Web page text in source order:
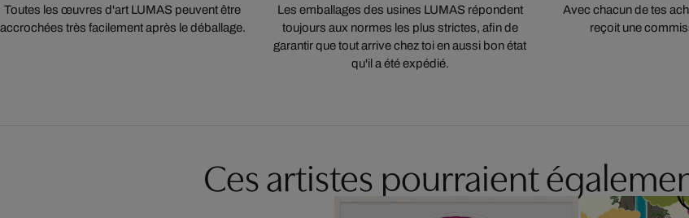
Toutes les œuvres d'art LUMAS peuvent être
accrochées très facilement après le déballage.
Les emballages des usines LUMAS répondent
toujours aux normes les plus strictes, afin de
garantir que tout arrive chez toi en aussi bon état
qu'il a été expédié.
Avec chacun de tes
reçoit une
Ces artistes pourraient